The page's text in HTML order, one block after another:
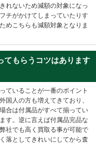
れないため減額の対象になっ
チがかけてしまっていたりす
めこちらも減額対象となりま
てもらうコツはあります
ていることが一番のポイント
国人の方も増えてきており、
合は付属品がすべて揃ってい
す。逆に言えば付属品完品な
社でも高く買取る事が可能で
落としてきれいにしてから査